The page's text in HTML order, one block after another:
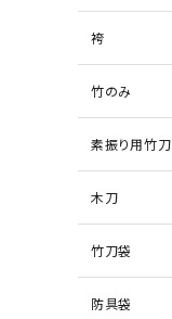
袴
竹のみ
素振り用竹刀
木刀
竹刀袋
防具袋